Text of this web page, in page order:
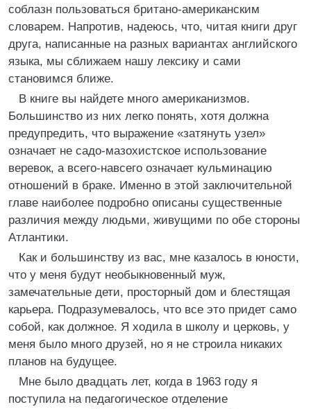
соблазн пользоваться британо-американским
словарем. Напротив, надеюсь, что, читая книги друг
друга, написанные на разных вариантах английского
языка, мы сближаем нашу лексику и сами
становимся ближе.
В книге вы найдете много американизмов.
Большинство из них легко понять, хотя должна
предупредить, что выражение «затянуть узел»
означает не садо-мазохистское использование
веревок, а всего-навсего означает кульминацию
отношений в браке. Именно в этой заключительной
главе наиболее подробно описаны существенные
различия между людьми, живущими по обе стороны
Атлантики.
Как и большинству из вас, мне казалось в юности,
что у меня будут необыкновенный муж,
замечательные дети, просторный дом и блестящая
карьера. Подразумевалось, что все это придет само
собой, как должное. Я ходила в школу и церковь, у
меня было много друзей, но я не строила никаких
планов на будущее.
Мне было двадцать лет, когда в 1963 году я
поступила на педагогическое отделение